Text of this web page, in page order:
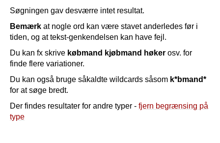
Søgningen gav desværre intet resultat.
Bemærk at nogle ord kan være stavet anderledes før i
tiden, og at tekst-genkendelsen kan have fejl.
Du kan fx skrive købmand kjøbmand høker osv. for
finde flere variationer.
Du kan også bruge såkaldte wildcards såsom k*bmand*
for at søge bredt.
Der findes resultater for andre typer - fjern begrænsing på
type